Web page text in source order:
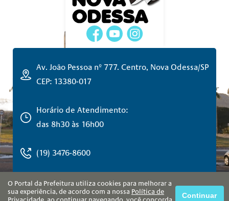
Av. João Pessoa nº 777. Centro, Nova Odessa/SP
CEP: 13380-017
Horário de Atendimento:
das 8h30 às 16h00
(19) 3476-8600
O Portal da Prefeitura utiliza cookies para melhorar a
sua experiência, de acordo com a nossa Política de
Continuar